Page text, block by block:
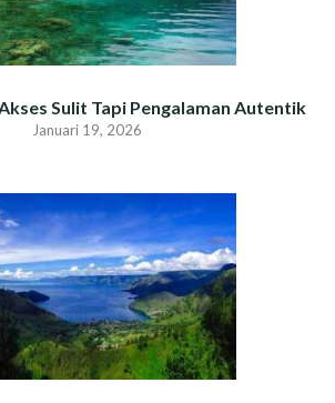
Sulit Tapi Pengalaman Autentik
Januari 19, 2026